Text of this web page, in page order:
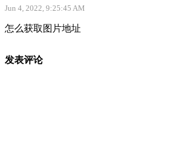
Jun 4, 2022, 9:25:45 AM
怎么获取图片地址
发表评论